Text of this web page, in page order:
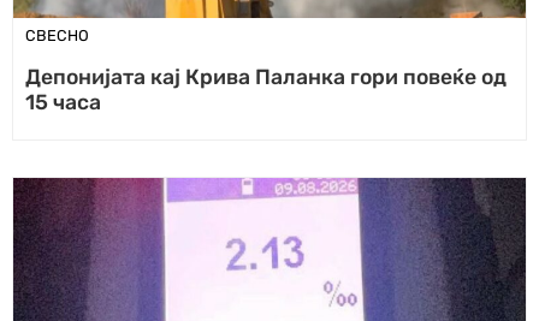
СВЕСНО
Депонијата кај Крива Паланка гори повеќе од
15 часа